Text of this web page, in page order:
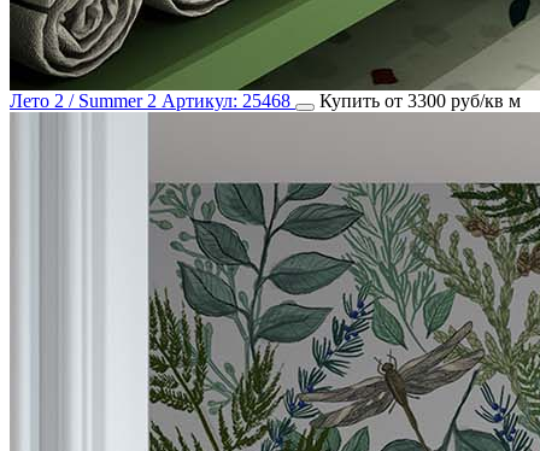
Лето 2 / Summer 2 Артикул: 25468 Купить от 3300 руб/кв м